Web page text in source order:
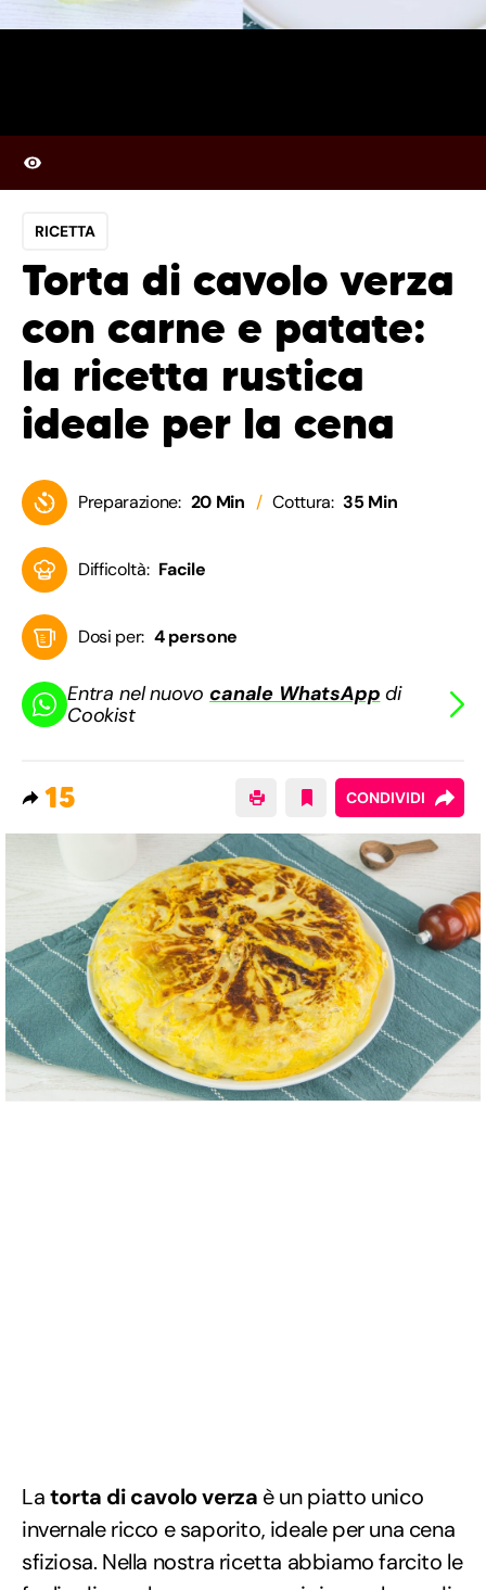
RICETTA
Torta di cavolo verza
con carne e patate:
la ricetta rustica
ideale per la cena
Preparazione: 20 Min Cottura: 35 Min
Difficoltà: Facile
Dosi per: 4 persone
Entra nel nuovocanale WhatsApp di
Cookist
15 CONDIVIDI
Latorta di cavolo verza è un piatto unico
invernale ricco e saporito, ideale per una cena
sfiziosa. Nella nostra ricetta abbiamo farcito le